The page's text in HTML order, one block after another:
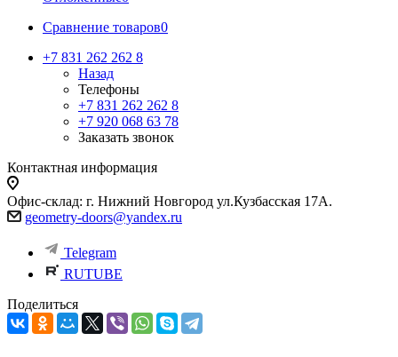
Сравнение товаров0
+7 831 262 262 8
Назад
Телефоны
+7 831 262 262 8
+7 920 068 63 78
Заказать звонок
Контактная информация
Офис-склад: г. Нижний Новгород ул.Кузбасская 17А.
geometry-doors@yandex.ru
Telegram
RUTUBE
Поделиться